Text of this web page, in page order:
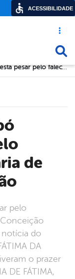
Acesso
Prefeito de Cabrobó manifesta pesar pelo falecimento de Maria de Fátima da Conceição
de
notícia do
DA
o prazer
DE FÁTIMA,
ACESSIBILIDADE